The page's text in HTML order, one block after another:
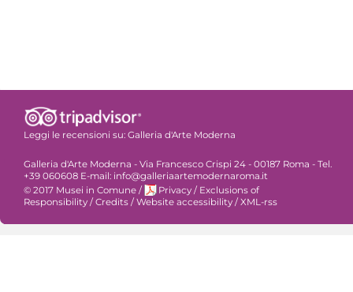
Leggi le recensioni su: Galleria d'Arte Moderna
Galleria d'Arte Moderna - Via Francesco Crispi 24 - 00187 Roma - Tel.
+39 060608 E-mail: info@galleriaartemodernaroma.it
© 2017 Musei in Comune / Privacy / Exclusions of
Responsibility /Credits /Website accessibility /XML-rss